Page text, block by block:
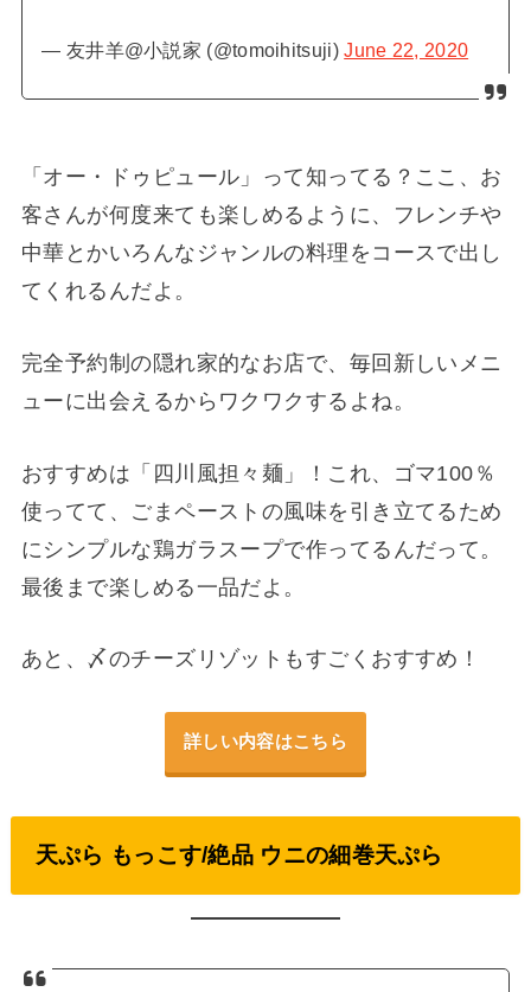
— 友井羊@小説家 (@tomoihitsuji)June 22, 2020
「オー・ドゥピュール」って知ってる？ここ、お
客さんが何度来ても楽しめるように、フレンチや
中華とかいろんなジャンルの料理をコースで出し
てくれるんだよ。
完全予約制の隠れ家的なお店で、毎回新しいメニ
ューに出会えるからワクワクするよね。
おすすめは「四川風担々麺」！これ、ゴマ100％
使ってて、ごまペーストの風味を引き立てるため
にシンプルな鶏ガラスープで作ってるんだって。
最後まで楽しめる一品だよ。
あと、〆のチーズリゾットもすごくおすすめ！
詳しい内容はこちら
天ぷら もっこす/絶品 ウニの細巻天ぷら